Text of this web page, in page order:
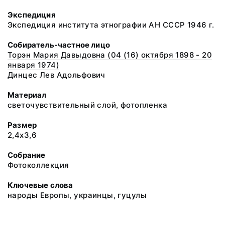
Экспедиция
Экспедиция института этнографии АН СССР 1946 г.
Собиратель-частное лицо
Торэн Мария Давыдовна (04 (16) октября 1898 - 20
января 1974)
Динцес Лев Адольфович
Материал
светочувствительный слой, фотопленка
Размер
2,4х3,6
Собрание
Фотоколлекция
Ключевые слова
народы Европы, украинцы, гуцулы